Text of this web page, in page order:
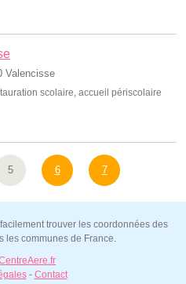
Valencisse
scolaire, accueil périscolaire
5 6 7
trouver les coordonnées des
les communes de France.
- Contact